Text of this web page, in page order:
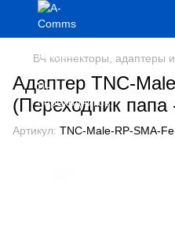
ВЧ коннекторы, адаптеры
Адаптер TNC-
(Переходник
Артикул: TNC-Male-RP-SMA-